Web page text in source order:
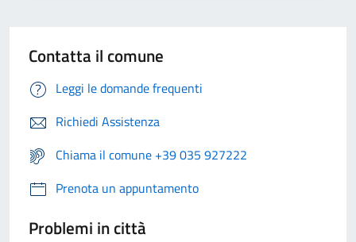
Contatta il comune
Leggi le domande frequenti
Richiedi Assistenza
Chiama il comune +39 035 927222
Prenota un appuntamento
Problemi in città